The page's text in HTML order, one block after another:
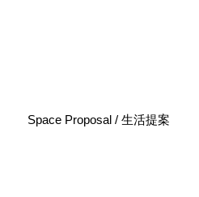
Space Proposal / 生活提案